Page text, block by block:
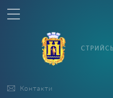
Контакти